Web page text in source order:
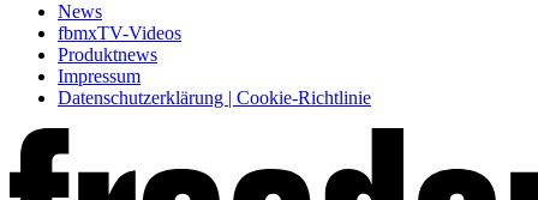
News
fbmxTV-Videos
Produktnews
Impressum
Datenschutzerklärung | Cookie-Richtlinie